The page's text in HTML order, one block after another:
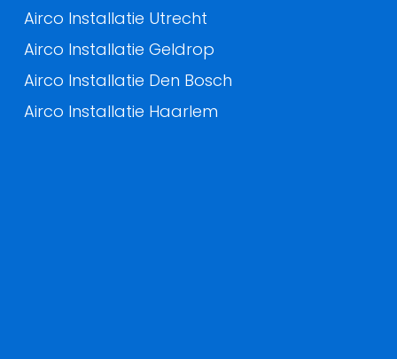
Airco Installatie Utrecht
Airco Installatie Geldrop
Airco Installatie Den Bosch
Airco Installatie Haarlem